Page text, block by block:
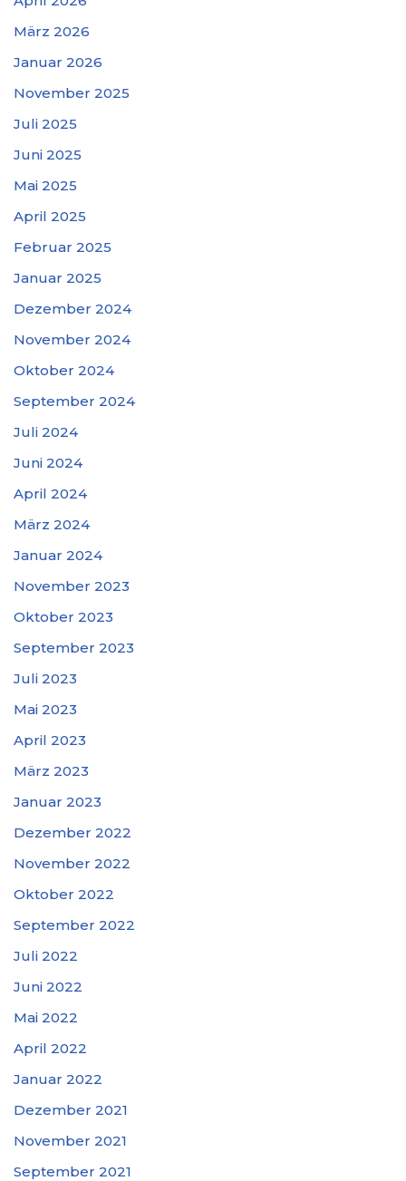
März 2026
Januar 2026
November 2025
Juli 2025
Juni 2025
Mai 2025
April 2025
Februar 2025
Januar 2025
Dezember 2024
November 2024
Oktober 2024
September 2024
Juli 2024
Juni 2024
April 2024
März 2024
Januar 2024
November 2023
Oktober 2023
September 2023
Juli 2023
Mai 2023
April 2023
März 2023
Januar 2023
Dezember 2022
November 2022
Oktober 2022
September 2022
Juli 2022
Juni 2022
Mai 2022
April 2022
Januar 2022
Dezember 2021
November 2021
September 2021